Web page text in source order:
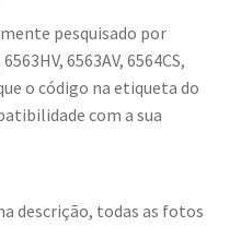
pesquisado por
6563AV, 6564CS,
o código na etiqueta do
com a sua
descrição, todas as fotos